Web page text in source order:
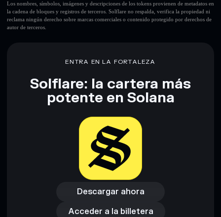
Los nombres, símbolos, imágenes y descripciones de los tokens provienen de metadatos en
la cadena de bloques y registros de terceros. Solflare no respalda, verifica la propiedad ni
reclama ningún derecho sobre marcas comerciales o contenido protegido por derechos de
autor de terceros.
ENTRA EN LA FORTALEZA
Solflare: la cartera más
potente en Solana
Descargar ahora
Descargar ahora
Acceder a la billetera
Acceder a la billetera